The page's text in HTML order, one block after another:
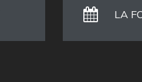
LA